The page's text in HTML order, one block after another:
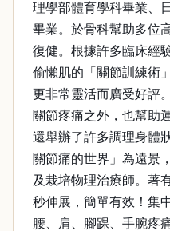
理學部體育學科畢業、
畢業。於骨科幫助多位
復健。根據許多臨床經
偷懶肌的「關節訓練術
更非常靈活而廣受好評
關節疼痛之外，也幫助
還舉辦了許多調理身體
關節痛的世界」為遠景
及栽培物理治療師。著
秒伸展，簡單有效！集
腰、肩、腳踝、手腕疼